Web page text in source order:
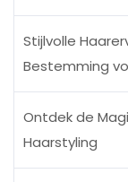
Stijlvolle
Bestemming
Ontdek de
Haarstyling